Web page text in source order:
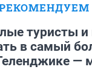
туристы и
в самый
—